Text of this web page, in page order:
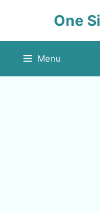
One
Menu